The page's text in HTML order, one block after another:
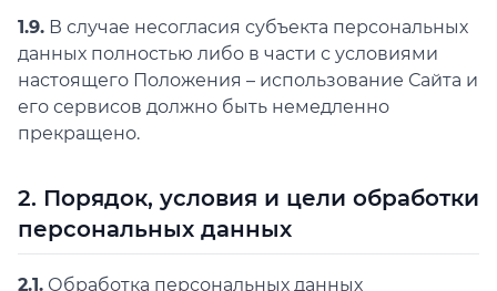
1.9. В случае несогласия субъекта персональных
данных полностью либо в части с условиями
настоящего Положения – использование Сайта и
его сервисов должно быть немедленно
прекращено.
2. Порядок, условия и цели обработки
персональных данных
2.1. Обработка персональных данных